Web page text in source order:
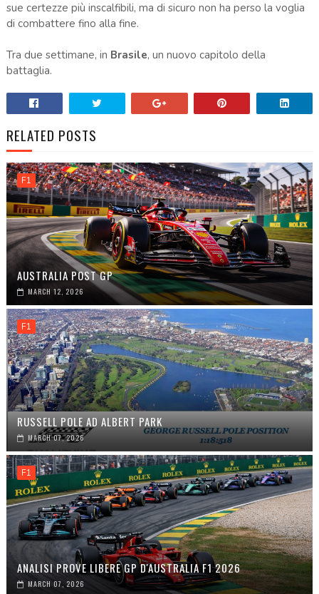
sue certezze più inscalfibili, ma di sicuro non ha perso la voglia
di combattere fino alla fine.
Tra due settimane, in Brasile, un nuovo capitolo della
battaglia.
RELATED POSTS
F1
AUSTRALIA POST GP
MARCH 12, 2026
F1
RUSSELL POLE AD ALBERT PARK
MARCH 07, 2026
F1
ANALISI PROVE LIBERE GP D'AUSTRALIA F1 2026
MARCH 07, 2026